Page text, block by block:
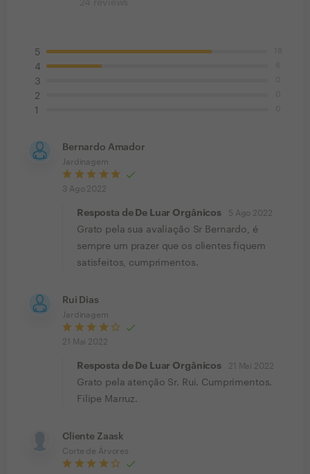
5
4
3
2
1
Bernardo Amador
Jardinagem
3 Ago 2022
Resposta de De Luar Orgânicos 5 Ago 2022
Grato pela sua avaliação Sr Bernardo, é
sempre um prazer que os clientes fiquem
satisfeitos, cumprimentos.
Rui Dias
Jardinagem
21 Mai 2022
Resposta de De Luar Orgânicos 21 Mai 2022
Grato pela atenção Sr. Rui. Cumprimentos.
Filipe Marruz.
Cliente Zaask
Corte de Árvores